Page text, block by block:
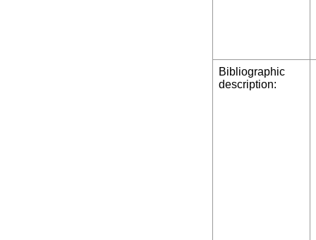
Bibliographic
description: